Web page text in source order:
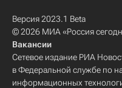
Версия 2023.1 Beta
© 2026 МИА «Россия
Вакансии
Сетевое издание РИА
в Федеральной службе по
информационных